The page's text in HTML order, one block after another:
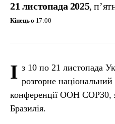
21 листопада 2025,
Кінець о 17:00
І з 10 по 21 листопада
розгорне
конференції ООН СОР30,
Бразилія.